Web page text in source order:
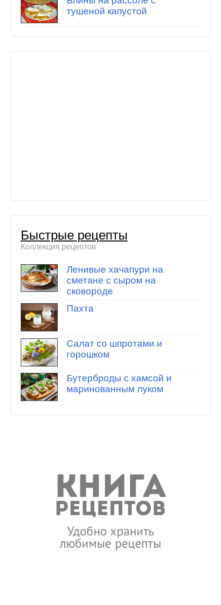
тушеной капустой
Быстрые рецепты
Коллекция рецептов
Ленивые хачапури на
сметане с сыром на
сковороде
Пахта
Салат со шпротами и
горошком
Бутерброды с хамсой и
маринованным луком